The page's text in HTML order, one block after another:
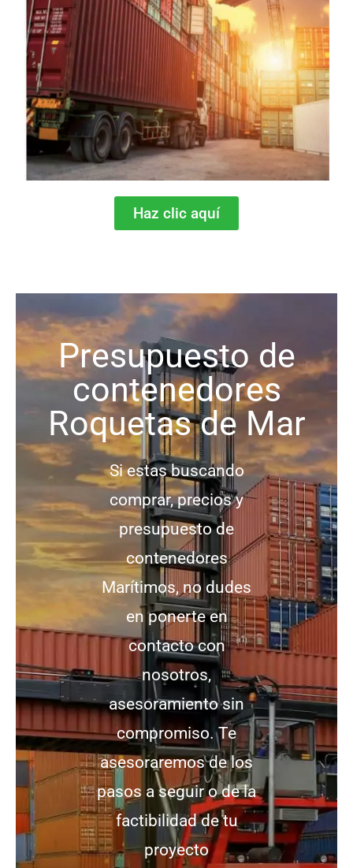
Haz clic aquí
Presupuesto de
contenedores
Roquetas de Mar
Si estas buscando
comprar, precios y
presupuesto de
contenedores
Marítimos, no dudes
en ponerte en
contacto con
nosotros,
asesoramiento sin
compromiso. Te
asesoraremos de los
pasos a seguir o de la
factibilidad de tu
proyecto